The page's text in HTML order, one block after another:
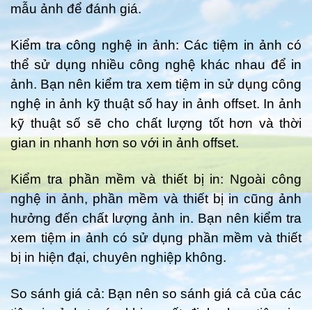
mẫu ảnh để đánh giá.
Kiểm tra công nghệ in ảnh: Các tiệm in ảnh có
thể sử dụng nhiều công nghệ khác nhau để in
ảnh. Bạn nên kiểm tra xem tiệm in sử dụng công
nghệ in ảnh kỹ thuật số hay in ảnh offset. In ảnh
kỹ thuật số sẽ cho chất lượng tốt hơn và thời
gian in nhanh hơn so với in ảnh offset.
Kiểm tra phần mềm và thiết bị in: Ngoài công
nghệ in ảnh, phần mềm và thiết bị in cũng ảnh
hưởng đến chất lượng ảnh in. Bạn nên kiểm tra
xem tiệm in ảnh có sử dụng phần mềm và thiết
bị in hiện đại, chuyên nghiệp không.
So sánh giá cả: Bạn nên so sánh giá cả của các